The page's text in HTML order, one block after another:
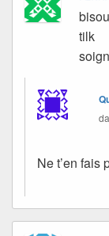
tilk
Ne t’en